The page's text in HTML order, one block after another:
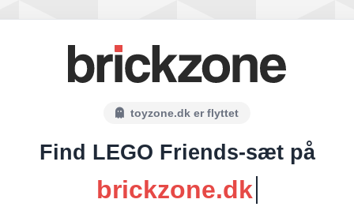
toyzone.dk er flyttet
Find LEGO Friends-sæt på
brickzone.dk